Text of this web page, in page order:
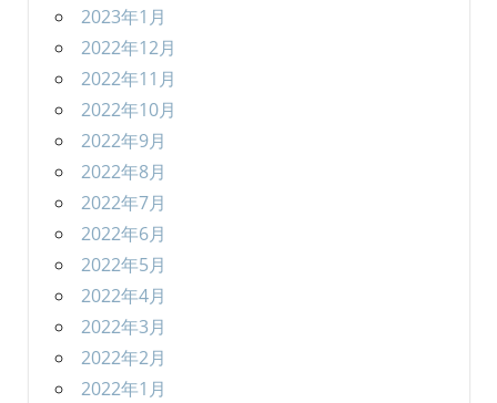
2023年1月
2022年12月
2022年11月
2022年10月
2022年9月
2022年8月
2022年7月
2022年6月
2022年5月
2022年4月
2022年3月
2022年2月
2022年1月